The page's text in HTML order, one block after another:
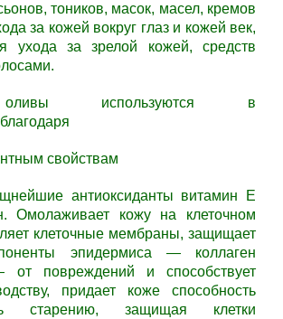
тоников, масок, масел, кремов
за кожей вокруг глаз и кожей век,
ухода за зрелой кожей, средств
используются в
свойствам
антиоксиданты витамин Е
Омолаживает кожу на клеточном
клеточные мембраны, защищает
эпидермиса — коллаген
повреждений и способствует
придает коже способность
старению, защищая клетки